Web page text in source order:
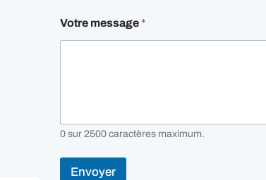
Votre message*
0 sur 2500 caractères maximum.
Envoyer